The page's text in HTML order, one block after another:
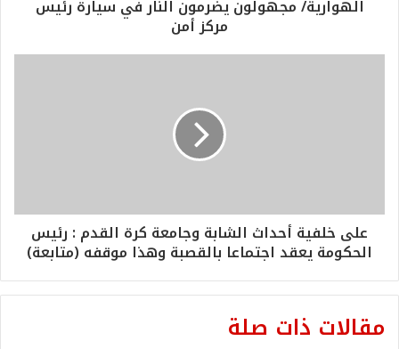
الهوارية/ مجهولون يضرمون النار في سيارة رئيس
مركز أمن
على خلفية أحداث الشابة وجامعة كرة القدم : رئيس
الحكومة يعقد اجتماعا بالقصبة وهذا موقفه (متابعة)
مقالات ذات صلة